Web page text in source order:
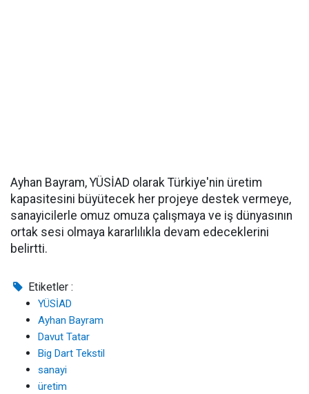
Ayhan Bayram, YÜSİAD olarak Türkiye'nin üretim
kapasitesini büyütecek her projeye destek vermeye,
sanayicilerle omuz omuza çalışmaya ve iş dünyasının
ortak sesi olmaya kararlılıkla devam edeceklerini
belirtti.
Etiketler :
YÜSİAD
Ayhan Bayram
Davut Tatar
Big Dart Tekstil
sanayi
üretim